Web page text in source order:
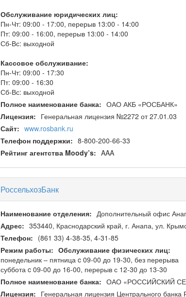
Обслуживание юридических лиц:
Пн-Чт: 09:00 - 17:00, перерыв 13:00 - 14:00
Пт: 09:00 - 16:00, перерыв 13:00 - 14:00
Сб-Вс: выходной
Кассовое обслуживание:
Пн-Чт: 09:00 - 17:30
Пт: 09:00 - 16:30
Сб-Вс: выходной
Полное наименование банка: ОАО АКБ «РОСБАНК»
Лицензия: Генеральная лицензия №2272 от 27.01.03
Сайт: www.rosbank.ru
Телефон поддержки: 8-800-200-66-33
Рейтинг агентства Moody’s: AAA
РоссельхозБанк
Наименование отделения: Дополнительный офис
Адрес: 353440, Краснодарский край, г. Анапа, ул.
Телефон: (861 33) 4-38-35, 4-31-85
Режим работы: Обслуживание физических лиц:
понедельник – пятница c 09-00 до 19-30, без перерыва
суббота c 09-00 до 16-00, перерыв с 12-30 до 13-30
Полное наименование банка: ОАО «РОССИЙСКИЙ
Лицензия: Генеральная лицензия Центрального